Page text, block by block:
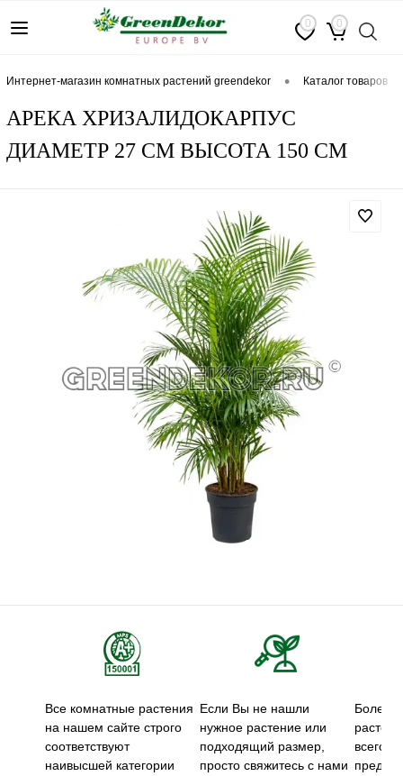
0 0
интернет-магазин комнатных растений greendekor • каталог товаров
АРЕКА ХРИЗАЛИДОКАРПУС
ДИАМЕТР 27 СМ ВЫСОТА 150 СМ
Все комнатные растения
на нашем сайте строго
соответствуют
наивысшей категории
Если Вы не нашли
нужное растение или
подходящий размер,
просто свяжитесь с нами
Более
всего